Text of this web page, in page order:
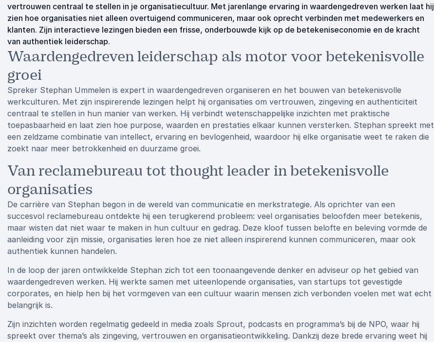
vertrouwen centraal te stellen in je organisatiecultuur. Met jarenlange ervaring in waardengedreven werken laat hij
zien hoe organisaties niet alleen overtuigend communiceren, maar ook oprecht verbinden met medewerkers en
klanten. Zijn interactieve lezingen bieden een frisse, onderbouwde kijk op de betekeniseconomie en de kracht
van authentiek leiderschap.
Waardengedreven leiderschap als motor voor betekenisvolle
groei
Spreker Stephan Ummelen is expert in waardengedreven organiseren en het bouwen van betekenisvolle
werkculturen. Met zijn inspirerende lezingen helpt hij organisaties om vertrouwen, zingeving en authenticiteit
centraal te stellen in hun manier van werken. Hij verbindt wetenschappelijke inzichten met praktische
toepasbaarheid en laat zien hoe purpose, waarden en prestaties elkaar kunnen versterken. Stephan spreekt met
een zeldzame combinatie van intellect, ervaring en bevlogenheid, waardoor hij elke organisatie weet te raken die
zoekt naar meer betrokkenheid en duurzame groei.
Van reclamebureau tot thought leader in betekenisvolle
organisaties
De carrière van Stephan begon in de wereld van communicatie en merkstrategie. Als oprichter van een
succesvol reclamebureau ontdekte hij een terugkerend probleem: veel organisaties beloofden meer betekenis,
maar wisten dat niet waar te maken in hun cultuur en gedrag. Deze kloof tussen belofte en beleving vormde de
aanleiding voor zijn missie, organisaties leren hoe ze niet alleen inspirerend kunnen communiceren, maar ook
authentiek kunnen handelen.
In de loop der jaren ontwikkelde Stephan zich tot een toonaangevende denker en adviseur op het gebied van
waardengedreven werken. Hij werkte samen met uiteenlopende organisaties, van startups tot gevestigde
corporates, en hielp hen bij het vormgeven van een cultuur waarin mensen zich verbonden voelen met wat echt
belangrijk is.
Zijn inzichten worden regelmatig gedeeld in media zoals Sprout, podcasts en programma’s bij de NPO, waar hij
spreekt over thema’s als zingeving, vertrouwen en organisatieontwikkeling. Dankzij deze brede ervaring weet hij